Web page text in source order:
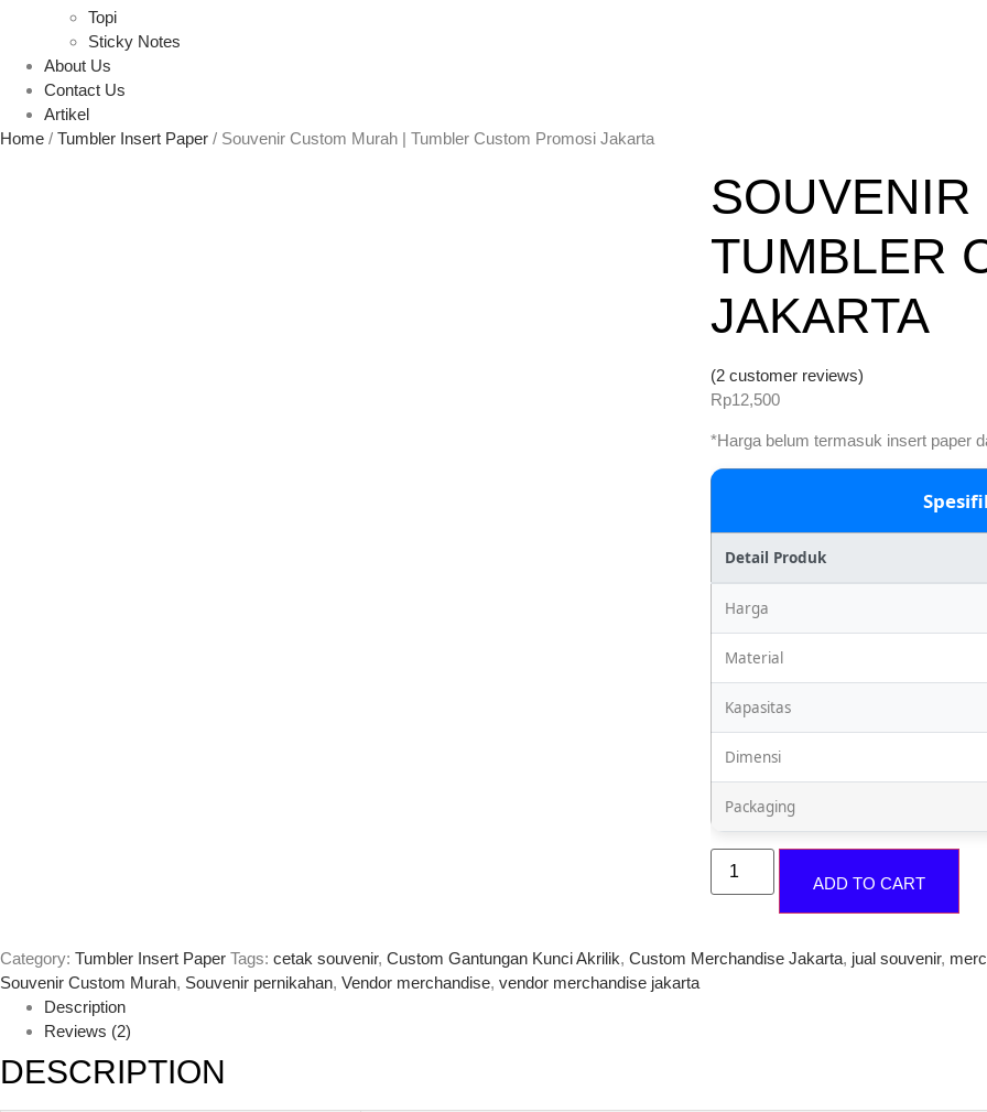
Topi
Sticky Notes
About Us
Contact Us
Artikel
Home / Tumbler Insert Paper / Souvenir Custom Murah | Tumbler Custom Promosi Jakarta
TUMBLER
JAKARTA
(2 customer reviews)
Rp12,500
*Harga belum termasuk insert paper
Detail Produk
Harga
Material
Kapasitas
Dimensi
Packaging
ADD TO CART
Category: Tumbler Insert Paper Tags: cetak souvenir, Custom Gantungan Kunci Akrilik, Custom Merchandise Jakarta, jual souvenir,
Souvenir Custom Murah, Souvenir pernikahan, Vendor merchandise, vendor merchandise jakarta
Description
Reviews (2)
DESCRIPTION